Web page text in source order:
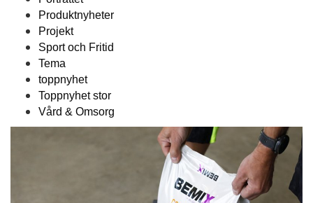
Produktnyheter
Projekt
Sport och Fritid
Tema
toppnyhet
Toppnyhet stor
Vård & Omsorg